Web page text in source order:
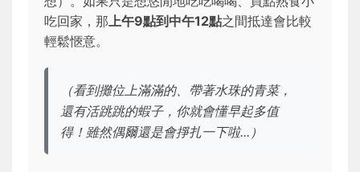
吃回家，那 上午9點到中午12點之間抵達會比較
輕鬆愜意。
（看到攤位上滿滿的、帶著水珠的青菜，
還有活跳跳的蝦子，你就會懂早起多值
得！雖然偶爾還是會掙扎一下啦...）